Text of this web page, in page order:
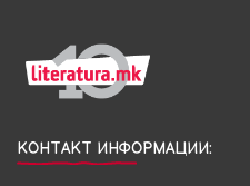
КОНТАКТ ИНФОРМАЦИИ: